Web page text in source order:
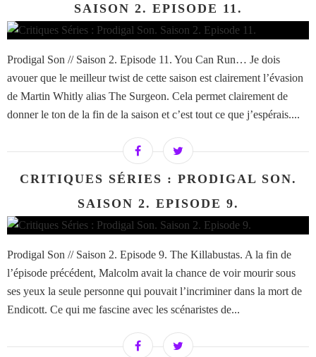
SAISON 2. EPISODE 11.
Prodigal Son // Saison 2. Episode 11. You Can Run… Je dois
avouer que le meilleur twist de cette saison est clairement l’évasion
de Martin Whitly alias The Surgeon. Cela permet clairement de
donner le ton de la fin de la saison et c’est tout ce que j’espérais....
CRITIQUES SÉRIES : PRODIGAL SON.
SAISON 2. EPISODE 9.
Prodigal Son // Saison 2. Episode 9. The Killabustas. A la fin de
l’épisode précédent, Malcolm avait la chance de voir mourir sous
ses yeux la seule personne qui pouvait l’incriminer dans la mort de
Endicott. Ce qui me fascine avec les scénaristes de...